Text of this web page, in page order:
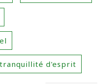
tranquillité d'esprit